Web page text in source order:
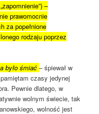
–
prawomocnie
za popełnione
rodzaju poprzez
było śmiać– śpiewał w
czasy jedynej
Pewnie dlatego, w
wolnym świecie, tak
wolność jest